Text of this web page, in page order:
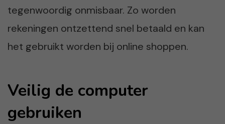
tegenwoordig onmisbaar. Zo worden
rekeningen ontzettend snel betaald en kan
het gebruikt worden bij online shoppen.
Veilig de computer
gebruiken